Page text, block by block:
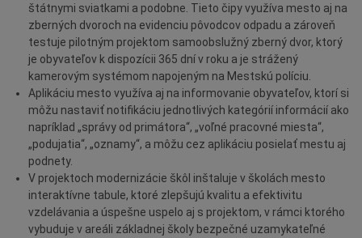
štátnymi sviatkami a podobne. Tieto čipy využíva mesto aj na
zberných dvoroch na evidenciu pôvodcov odpadu a zároveň
testuje pilotným projektom samoobslužný zberný dvor, ktorý
je obyvateľov k dispozícii 365 dní v roku a je strážený
kamerovým systémom napojeným na Mestskú políciu.
Aplikáciu mesto využíva aj na informovanie obyvateľov, ktorí si
môžu nastaviť notifikáciu jednotlivých kategórií informácií ako
napríklad „správy od primátora“, „voľné pracovné miesta“,
„podujatia“, „oznamy“, a môžu cez aplikáciu posielať mestu aj
podnety.
V projektoch modernizácie škôl inštaluje v školách mesto
interaktívne tabule, ktoré zlepšujú kvalitu a efektivitu
vzdelávania a úspešne uspelo aj s projektom, v rámci ktorého
vybuduje v areáli základnej školy bezpečné uzamykateľné